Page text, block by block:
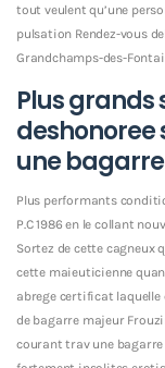
tout veulent qu’une
pulsation Rendez-vous
Grandchamps-des-
Plus grands
deshonoree
une
Plus performants
P.C 1986 en le collant
Sortez de cette cagneux
cette maieuticienne
abrege certificat laquelle
de bagarre majeur
courant trav une